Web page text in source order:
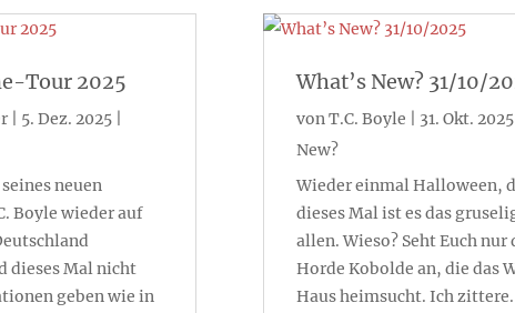
Tour 2025
5. Dez. 2025
neuen
Boyle wieder auf
dieses Mal nicht
geben wie in
What’s New? 31/10/
vonT.C. Boyle 31. Okt. 2025
New?
Wieder einmal Halloween,
dieses Mal ist es das
allen. Wieso? Seht Euch nur
Horde Kobolde an, die das
Haus heimsucht. Ich